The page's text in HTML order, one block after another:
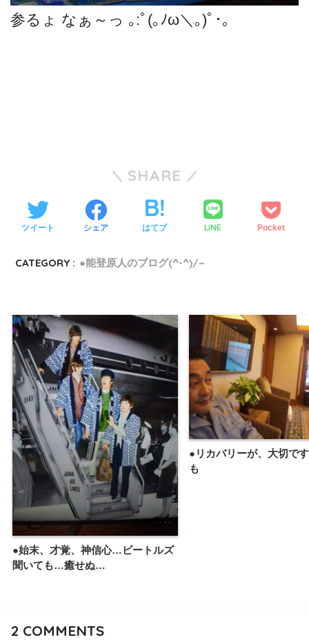
参るょ なぁ～っ ｡:ﾟ(｡ﾉω＼｡)ﾟ･｡
SHARE
ツイート シェア はてブ LINE Pocket
CATEGORY : ●能登原人のブログ(^-^)/~
●始末、才覚、神信心…ビートルズ
聞いても…癒せぬ…
●リカバリーが、大切で
も
2 COMMENTS